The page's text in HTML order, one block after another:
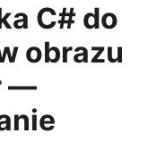
C# do
obrazu
—